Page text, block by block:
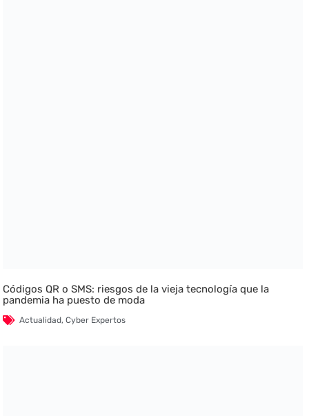
Códigos QR o SMS: riesgos de la vieja tecnología que la
pandemia ha puesto de moda
Actualidad,Cyber Expertos